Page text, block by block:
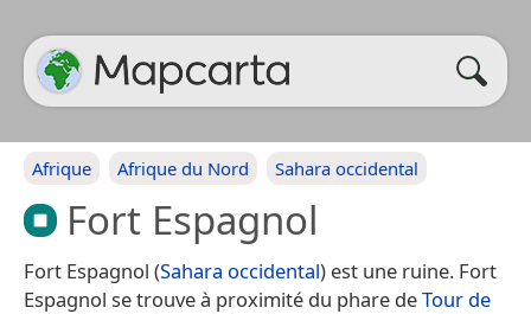
Afrique Afrique du Nord Sahara occidental
Fort Espagnol
Fort Espagnol (Sahara occidental) est une ruine. Fort
Espagnol se trouve à proximité du phare deTour de